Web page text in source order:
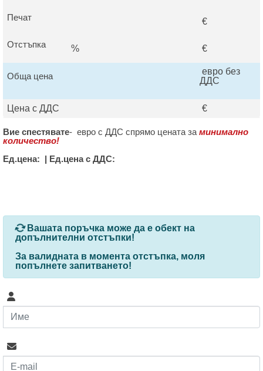
Печат €
Отстъпка % €
Обща цена
евро без
ДДС
Цена с ДДС €
Вие спестявате- евро с ДДС спрямо цената за минимално
количество!
Ед.цена: | Ед.цена с ДДС:
За определени продукти и количества се ползват
Вашата поръчка може да е обект на
допълнителни отстъпки!
За валидната в момента отстъпка, моля
попълнете запитването!